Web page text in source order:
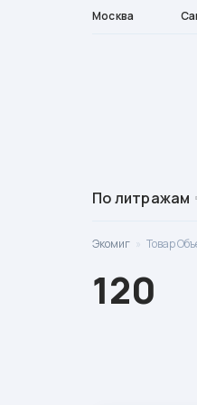
Москва
По литражам
Экомиг » Товар
120